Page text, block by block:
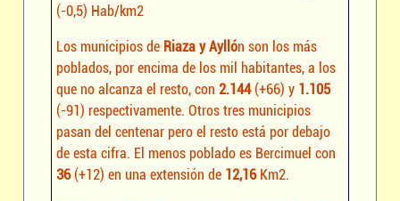
(-0,5) Hab/km2
Los municipios de Riaza y Ayllón son los más
poblados, por encima de los mil habitantes, a los
que no alcanza el resto, con 2.144(+66) y 1.105
(-91) respectivamente. Otros tres municipios
pasan del centenar pero el resto está por debajo
de esta cifra. El menos poblado es Bercimuel con
36(+12) en una extensión de 12,16Km2.